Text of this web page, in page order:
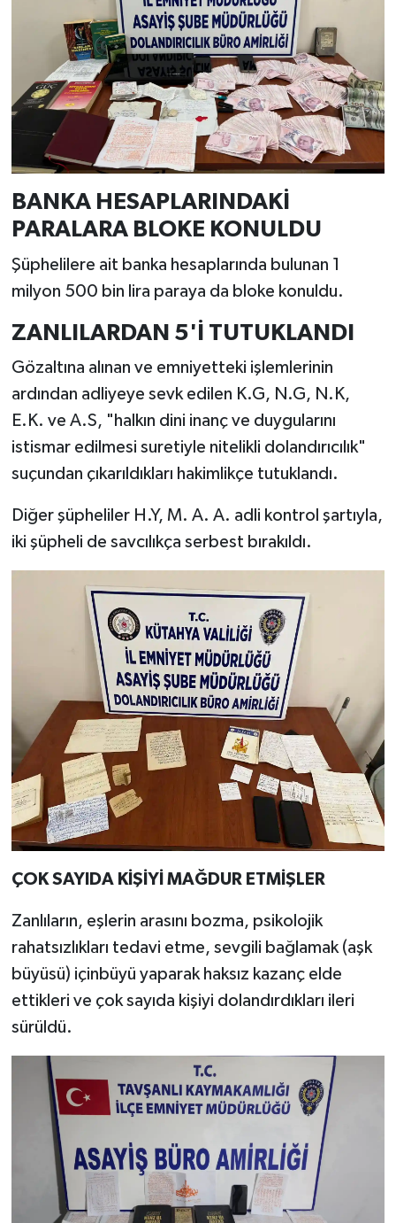
BANKA HESAPLARINDAKİ
PARALARA BLOKE KONULDU
Şüphelilere ait banka hesaplarında bulunan 1
milyon 500 bin lira paraya da bloke konuldu.
ZANLILARDAN 5'İ TUTUKLANDI
Gözaltına alınan ve emniyetteki işlemlerinin
ardından adliyeye sevk edilen K.G, N.G, N.K,
E.K. ve A.S, "halkın dini inanç ve duygularını
istismar edilmesi suretiyle nitelikli dolandırıcılık"
suçundan çıkarıldıkları hakimlikçe tutuklandı.
Diğer şüpheliler H.Y, M. A. A. adli kontrol şartıyla,
iki şüpheli de savcılıkça serbest bırakıldı.
ÇOK SAYIDA KİŞİYİ MAĞDUR ETMİŞLER
Zanlıların, eşlerin arasını bozma, psikolojik
rahatsızlıkları tedavi etme, sevgili bağlamak (aşk
büyüsü) içinbüyü yaparak haksız kazanç elde
ettikleri ve çok sayıda kişiyi dolandırdıkları ileri
sürüldü.